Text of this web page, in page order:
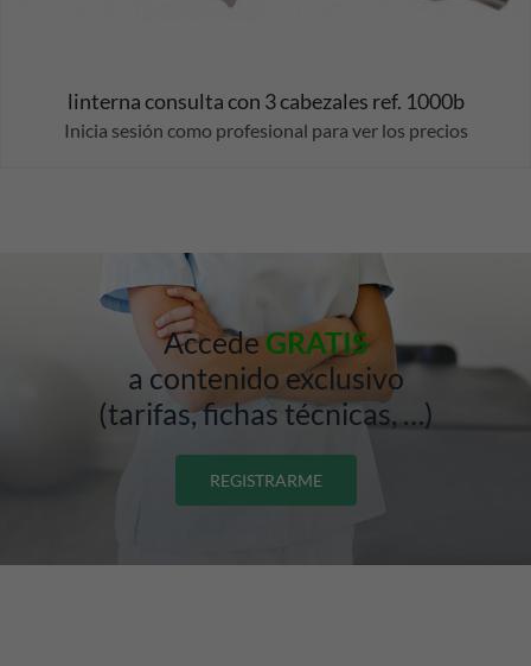
linterna consulta con 3 cabezales ref. 1000b
Inicia sesión como profesional para ver los precios
AccedeGRATIS
a contenido exclusivo
(tarifas, fichas técnicas, …)
REGISTRARME